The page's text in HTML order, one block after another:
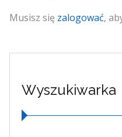
Musisz się zalogować,
Wyszukiwarka